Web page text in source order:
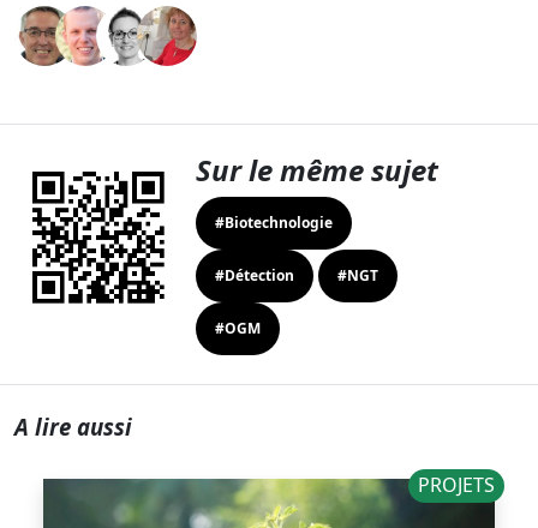
Sur le même sujet
#Biotechnologie
#Détection #NGT
#OGM
A lire aussi
PROJETS